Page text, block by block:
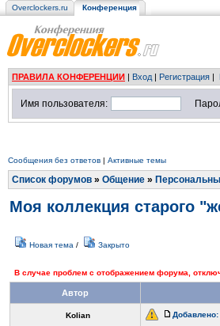
Overclockers.ru Конференция
ПРАВИЛА КОНФЕРЕНЦИИ | Вход | Регистрация |
Имя пользователя:
Сообщения без ответов | Активные темы
Список форумов » Общение »
Моя коллекция старого
Новая тема / Закрыто
В случае проблем с отображением форума,
Автор
Kolian Добавлено: